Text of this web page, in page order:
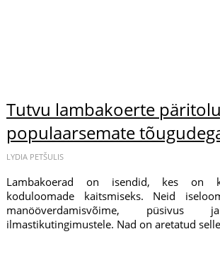
Tutvu lambakoerte
populaarsemate
LYDIA PETŠULIS
Lambakoerad on isendid, kes on
koduloomade kaitsmiseks. Neid
manööverdamisvõime, püsivus
ilmastikutingimustele. Nad on aretatud